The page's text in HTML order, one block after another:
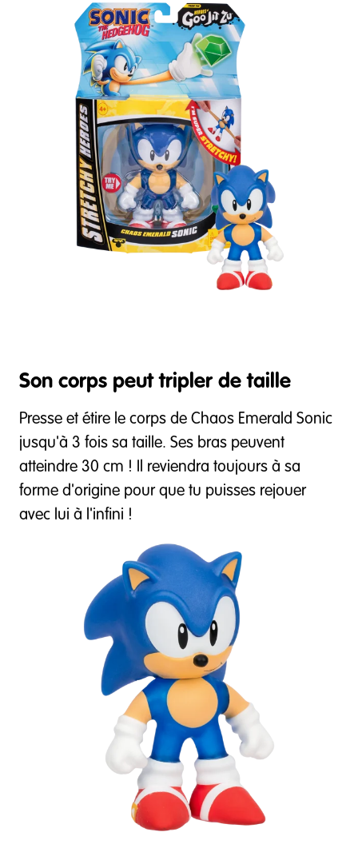
Son corps peut tripler de taille
Presse et étire le corps de Chaos Emerald Sonic
jusqu'à 3 fois sa taille. Ses bras peuvent
atteindre 30 cm ! Il reviendra toujours à sa
forme d'origine pour que tu puisses rejouer
avec lui à l'infini !